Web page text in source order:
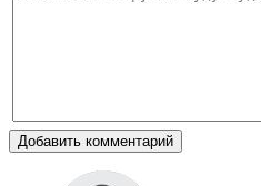
Добавить комментарий